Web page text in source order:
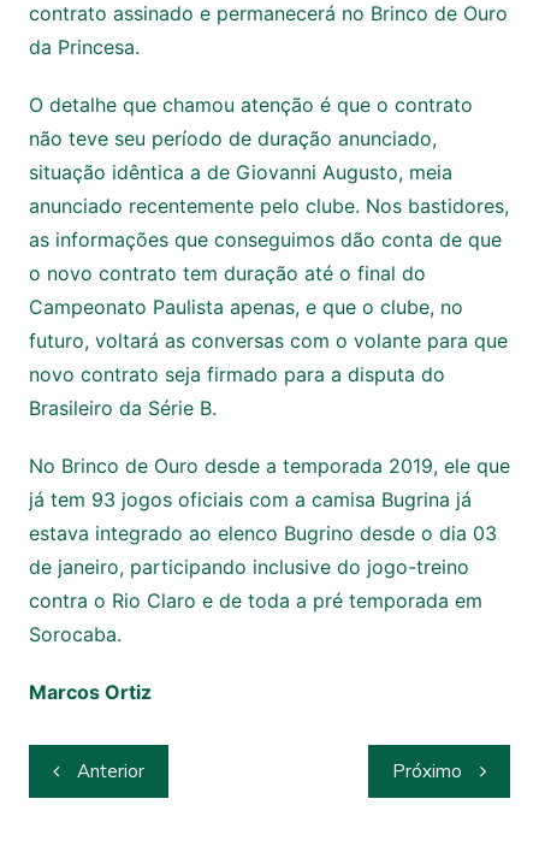
contrato assinado e permanecerá no Brinco de Ouro
da Princesa.
O detalhe que chamou atenção é que o contrato
não teve seu período de duração anunciado,
situação idêntica a de Giovanni Augusto, meia
anunciado recentemente pelo clube. Nos bastidores,
as informações que conseguimos dão conta de que
o novo contrato tem duração até o final do
Campeonato Paulista apenas, e que o clube, no
futuro, voltará as conversas com o volante para que
novo contrato seja firmado para a disputa do
Brasileiro da Série B.
No Brinco de Ouro desde a temporada 2019, ele que
já tem 93 jogos oficiais com a camisa Bugrina já
estava integrado ao elenco Bugrino desde o dia 03
de janeiro, participando inclusive do jogo-treino
contra o Rio Claro e de toda a pré temporada em
Sorocaba.
Marcos Ortiz
Navegação
de
Anterior Próximo